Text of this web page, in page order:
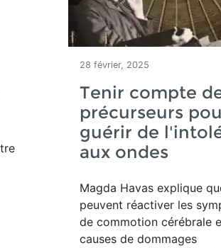
28 février, 2025
Tenir compte
précurseurs
guérir de
aux ondes
Magda Havas explique
peuvent réactiver les
de commotion cérébrale
causes de dommages